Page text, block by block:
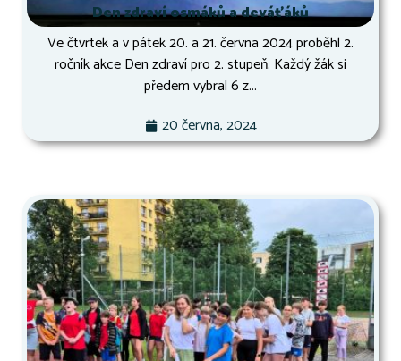
Den zdraví osmáků a deváťáků
Ve čtvrtek a v pátek 20. a 21. června 2024 proběhl 2.
ročník akce Den zdraví pro 2. stupeň. Každý žák si
předem vybral 6 z...
20 června, 2024